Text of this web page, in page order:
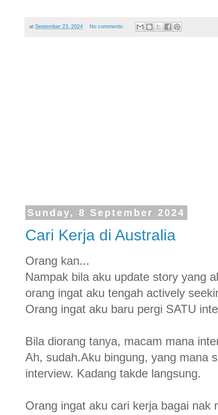
at September 23, 2024 No comments:
Sunday, 8 September 2024
Cari Kerja di Australia
Orang kan...
Nampak bila aku update story yang
orang ingat aku tengah actively
Orang ingat aku baru pergi SATU
Bila diorang tanya, macam mana
Ah, sudah.Aku bingung, yang mana
interview. Kadang takde langsung.
Orang ingat aku cari kerja bagai nak